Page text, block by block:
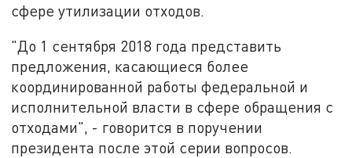
сфере утилизации отходов.
"До 1 сентября 2018 года представить
предложения, касающиеся более
координированной работы федеральной и
исполнительной власти в сфере обращения с
отходами", - говорится в поручении
президента после этой серии вопросов.